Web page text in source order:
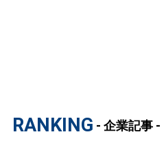
RANKING - 企業記事 -